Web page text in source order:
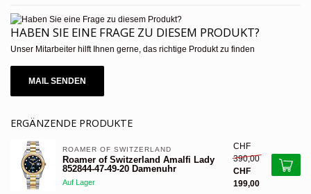
HABEN SIE EINE FRAGE ZU DIESEM PRODUKT?
Unser Mitarbeiter hilft Ihnen gerne, das richtige Produkt zu finden
MAIL SENDEN
ERGÄNZENDE PRODUKTE
ROAMER OF SWITZERLAND
Roamer of Switzerland Amalfi Lady
852844-47-49-20 Damenuhr
Auf Lager
CHF
390,00
CHF
199,00